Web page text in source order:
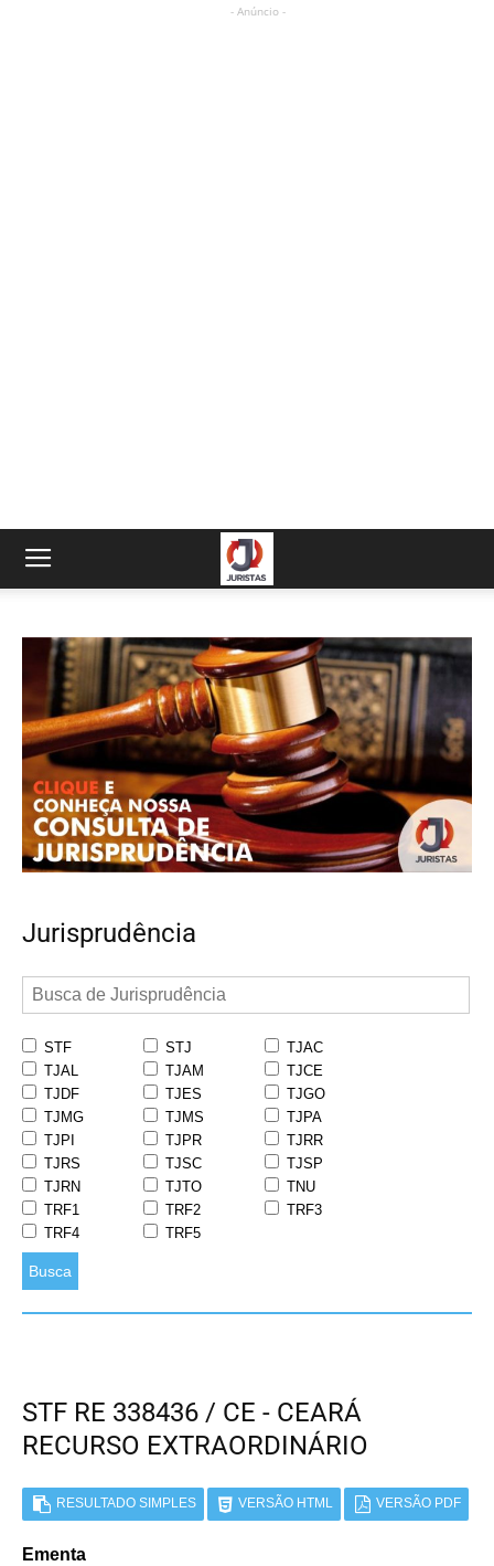
- Anúncio -
Jurisprudência
STF STJ
TJAC
TJAL
TJAM
TJCE
TJDF
TJES
TJGO
TJMG
TJMS
TJPA
TJPI
TJPR
TJRR
TJRS
TJSC
TJSP
TJRN
TJTO
TNU
TRF1
TRF2
TRF3
TRF4
TRF5
Busca
STF RE 338436 / CE - CEARÁ
RECURSO EXTRAORDINÁRIO
RESULTADO SIMPLES VERSÃO HTML VERSÃO PDF
Ementa